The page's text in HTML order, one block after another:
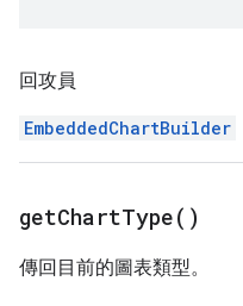
回攻員
EmbeddedChartBuilder
getChartType( )
傳回目前的圖表類型。